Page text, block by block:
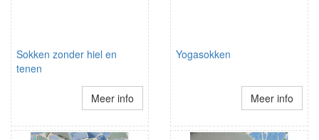
Sokken zonder hiel en
tenen
Meer info
Yogasokken
Meer info